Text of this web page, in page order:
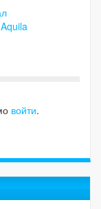
войти.